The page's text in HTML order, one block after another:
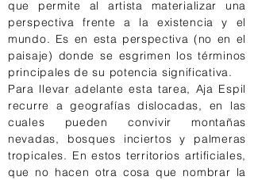
que permite al artista materializar una
perspectiva frente a la existencia y el
mundo. Es en esta perspectiva (no en el
paisaje) donde se esgrimen los términos
principales de su potencia significativa.
Para llevar adelante esta tarea, Aja Espil
recurre a geografías dislocadas, en las
cuales pueden convivir montañas
nevadas, bosques inciertos y palmeras
tropicales. En estos territorios artificiales,
que no hacen otra cosa que nombrar la